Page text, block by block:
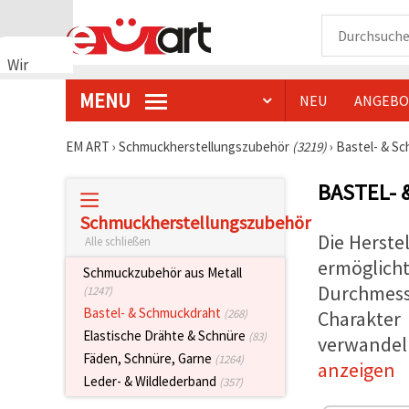
Wir
verwenden
ordnungsgemäße
Nutzungserlebnis
MENU NEU
EM ART › Schmuckherstellungszubehör (3219)› Bastel- &
Schmuckherstellungszubehör
Alle schließen
Schmuckzubehör aus Metall
(1247)
Bastel- & Schmuckdraht (268)
Elastische Drähte & Schnüre (83)
Fäden, Schnüre, Garne (1264)
Leder- & Wildlederband (357)
BASTEL-
Die
anzeigen